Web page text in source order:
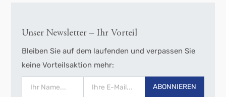
Unser Newsletter – Ihr Vorteil
Bleiben Sie auf dem laufenden und verpassen Sie
keine Vorteilsaktion mehr:
ABONNIEREN